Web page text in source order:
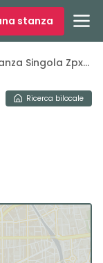
stanza
Stanza Singola Zpxgt
Ricerca bilocale